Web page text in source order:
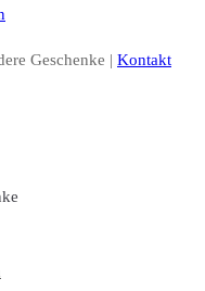
Geschenke | Kontakt